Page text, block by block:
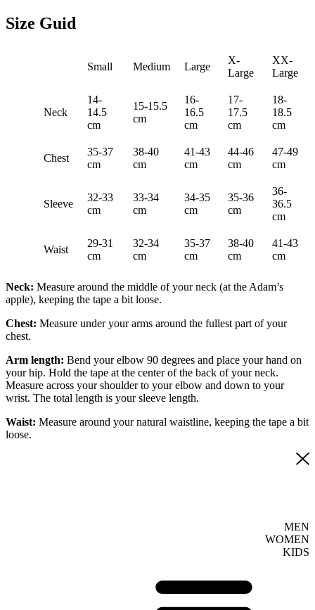
Size Guid
Small Medium Large
X-
Large
XX-
Large
Neck
14-
14.5
cm
15-15.5
cm
16-
16.5
cm
17-
17.5
cm
18-
18.5
cm
Chest
35-37
cm
38-40
cm
41-43
cm
44-46
cm
47-49
cm
Sleeve
32-33
cm
33-34
cm
34-35
cm
35-36
cm
36-
36.5
cm
Waist
29-31
cm
32-34
cm
35-37
cm
38-40
cm
41-43
cm
Neck: Measure around the middle of your neck (at the Adam’s
apple), keeping the tape a bit loose.
Chest: Measure under your arms around the fullest part of your
chest.
Arm length: Bend your elbow 90 degrees and place your hand on
your hip. Hold the tape at the center of the back of your neck.
Measure across your shoulder to your elbow and down to your
wrist. The total length is your sleeve length.
Waist: Measure around your natural waistline, keeping the tape a bit
loose.
MEN
WOMEN
KIDS